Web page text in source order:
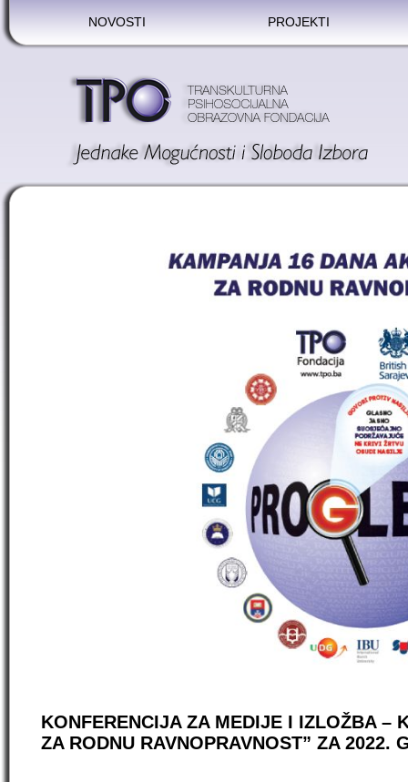
NOVOSTI PROJEKTI
KONFERENCIJA ZA MEDIJE I IZLOŽBA –
ZA RODNU RAVNOPRAVNOST” ZA 2022.